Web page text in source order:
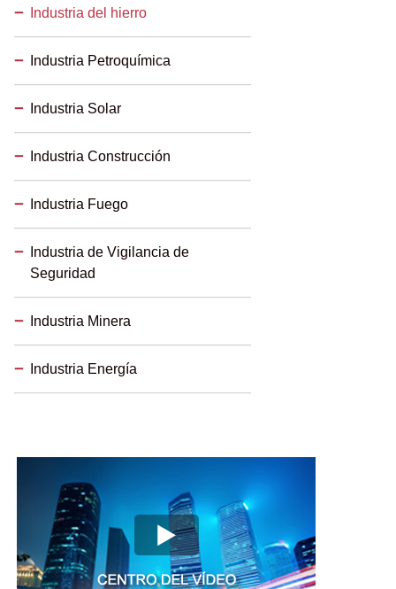
Industria del hierro
Industria Petroquímica
Industria Solar
Industria Construcción
Industria Fuego
Industria de Vigilancia de
Seguridad
Industria Minera
Industria Energía